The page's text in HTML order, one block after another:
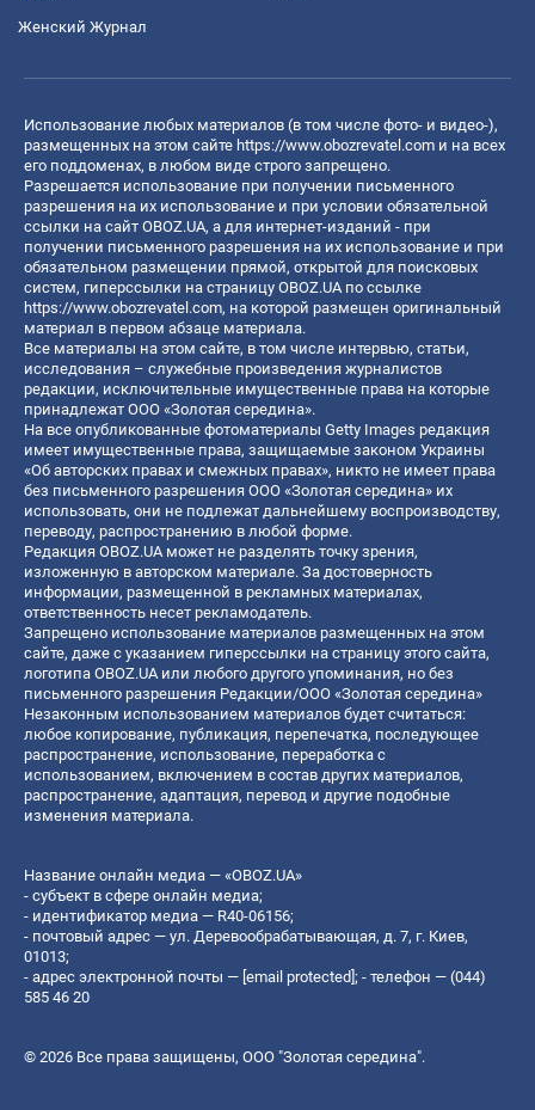
Женский Журнал
Использование любых материалов (в том числе фото- и видео-),
размещенных на этом сайте https://www.obozrevatel.com и на всех
его поддоменах, в любом виде строго запрещено.
Разрешается использование при получении письменного
разрешения на их использование и при условии обязательной
ссылки на сайт OBOZ.UA, а для интернет-изданий - при
получении письменного разрешения на их использование и при
обязательном размещении прямой, открытой для поисковых
систем, гиперссылки на страницу OBOZ.UA по ссылке
https://www.obozrevatel.com, на которой размещен оригинальный
материал в первом абзаце материала.
Все материалы на этом сайте, в том числе интервью, статьи,
исследования – служебные произведения журналистов
редакции, исключительные имущественные права на которые
принадлежат ООО «Золотая середина».
На все опубликованные фотоматериалы Getty Images редакция
имеет имущественные права, защищаемые законом Украины
«Об авторских правах и смежных правах», никто не имеет права
без письменного разрешения ООО «Золотая середина» их
использовать, они не подлежат дальнейшему воспроизводству,
переводу, распространению в любой форме.
Редакция OBOZ.UA может не разделять точку зрения,
изложенную в авторском материале. За достоверность
информации, размещенной в рекламных материалах,
ответственность несет рекламодатель.
Запрещено использование материалов размещенных на этом
сайте, даже с указанием гиперссылки на страницу этого сайта,
логотипа OBOZ.UA или любого другого упоминания, но без
письменного разрешения Редакции/ООО «Золотая середина»
Незаконным использованием материалов будет считаться:
любое копирование, публикация, перепечатка, последующее
распространение, использование, переработка с
использованием, включением в состав других материалов,
распространение, адаптация, перевод и другие подобные
изменения материала.
Название онлайн медиа — «OBOZ.UA»
- субъект в сфере онлайн медиа;
- идентификатор медиа — R40-06156;
- почтовый адрес — ул. Деревообрабатывающая, д. 7, г. Киев,
01013;
- адрес электронной почты — [email protected]; - телефон — (044)
585 46 20
© 2026 Все права защищены, ООО "Золотая середина".